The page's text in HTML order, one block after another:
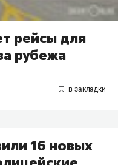
рейсы для
рубежа
16 новых